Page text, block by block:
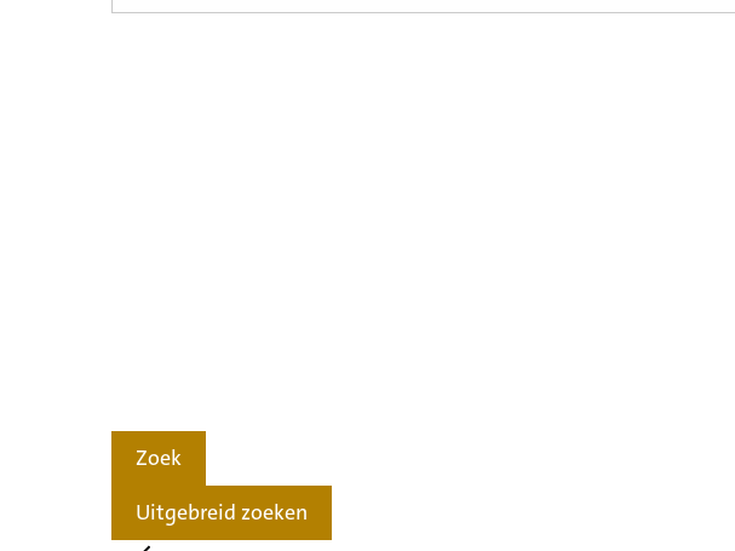
Zoek
Uitgebreid zoeken